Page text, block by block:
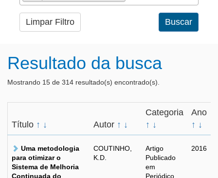
Limpar Filtro Buscar
Resultado da busca
Mostrando 15 de 314 resultado(s) encontrado(s).
Título ↑ ↓ Autor ↑ ↓
Categoria
↑ ↓
Ano
↑ ↓
Uma metodologia
para otimizar o
Sistema de Melhoria
Continuada do
COUTINHO,
K.D.
Artigo
Publicado
em
Periódico
2016